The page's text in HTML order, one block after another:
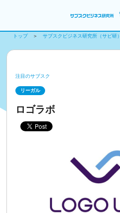
トップ サブスクビジネス研究所（サビ研）
注目のサブスク
リーガル
ロゴラボ